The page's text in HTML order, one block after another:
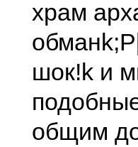
храм
шок!k и
общим